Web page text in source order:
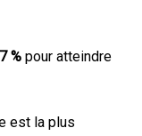
7 % pour atteindre
est la plus